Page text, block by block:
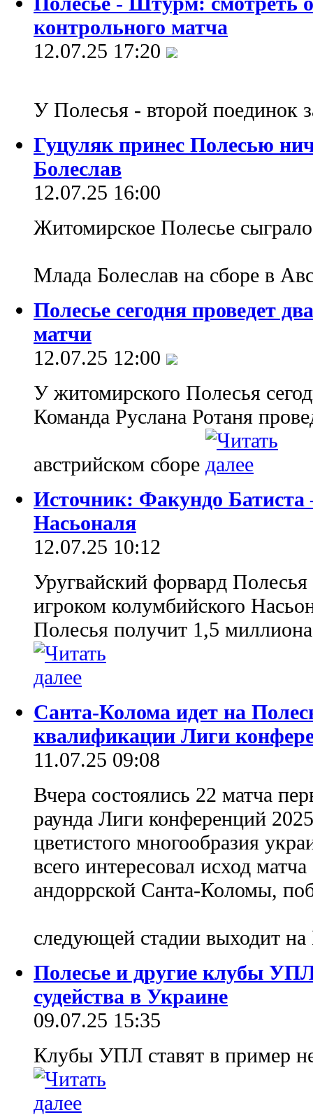
контрольного матча
12.07.25 17:20
У Полесья - второй поединок
Гуцуляк принес Полесью
Болеслав
12.07.25 16:00
Житомирское Полесье
Млада Болеслав на сборе в
Полесье сегодня проведет
матчи
12.07.25 12:00
У житомирского Полесья
Команда Руслана Ротаня
австрийском сборе
Источник: Факундо Батиста
Насьоналя
12.07.25 10:12
Уругвайский форвард
игроком колумбийского
Полесья получит 1,5
Санта-Колома идет на
квалификации Лиги
11.07.25 09:08
Вчера состоялись 22 матча
раунда Лиги конференций
цветистого многообразия
всего интересовал исход
андоррской Санта-Коломы,
следующей стадии выходит
Полесье и другие клубы
судейства в Украине
09.07.25 15:35
Клубы УПЛ ставят в пример